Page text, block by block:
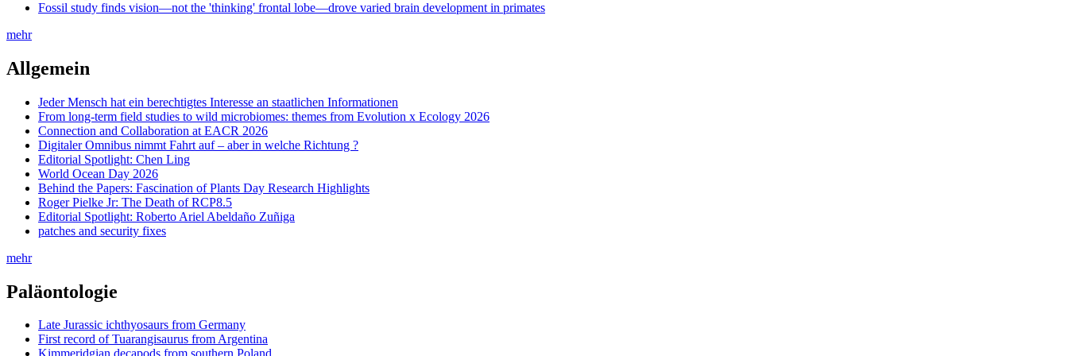
Fossil study finds vision—not the 'thinking' frontal lobe—drove varied brain development in primates
mehr
Allgemein
Jeder Mensch hat ein berechtigtes Interesse an staatlichen Informationen
From long-term field studies to wild microbiomes: themes from Evolution x Ecology 2026
Connection and Collaboration at EACR 2026
Digitaler Omnibus nimmt Fahrt auf – aber in welche Richtung ?
Editorial Spotlight: Chen Ling
World Ocean Day 2026
Behind the Papers: Fascination of Plants Day Research Highlights
Roger Pielke Jr: The Death of RCP8.5
Editorial Spotlight: Roberto Ariel Abeldaño Zuñiga
patches and security fixes
mehr
Paläontologie
Late Jurassic ichthyosaurs from Germany
First record of Tuarangisaurus from Argentina